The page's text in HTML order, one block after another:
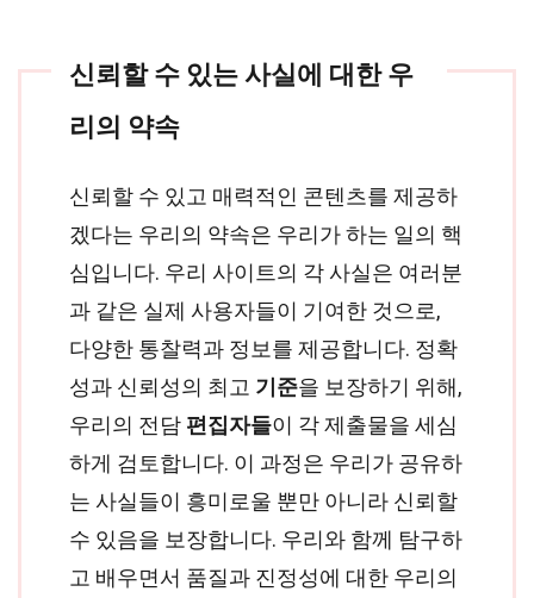
신뢰할 수 있는 사실에 대한 우
리의 약속
신뢰할 수 있고 매력적인 콘텐츠를 제공하
겠다는 우리의 약속은 우리가 하는 일의 핵
심입니다. 우리 사이트의 각 사실은 여러분
과 같은 실제 사용자들이 기여한 것으로,
다양한 통찰력과 정보를 제공합니다. 정확
성과 신뢰성의 최고 기준을 보장하기 위해,
우리의 전담 편집자들이 각 제출물을 세심
하게 검토합니다. 이 과정은 우리가 공유하
는 사실들이 흥미로울 뿐만 아니라 신뢰할
수 있음을 보장합니다. 우리와 함께 탐구하
고 배우면서 품질과 진정성에 대한 우리의